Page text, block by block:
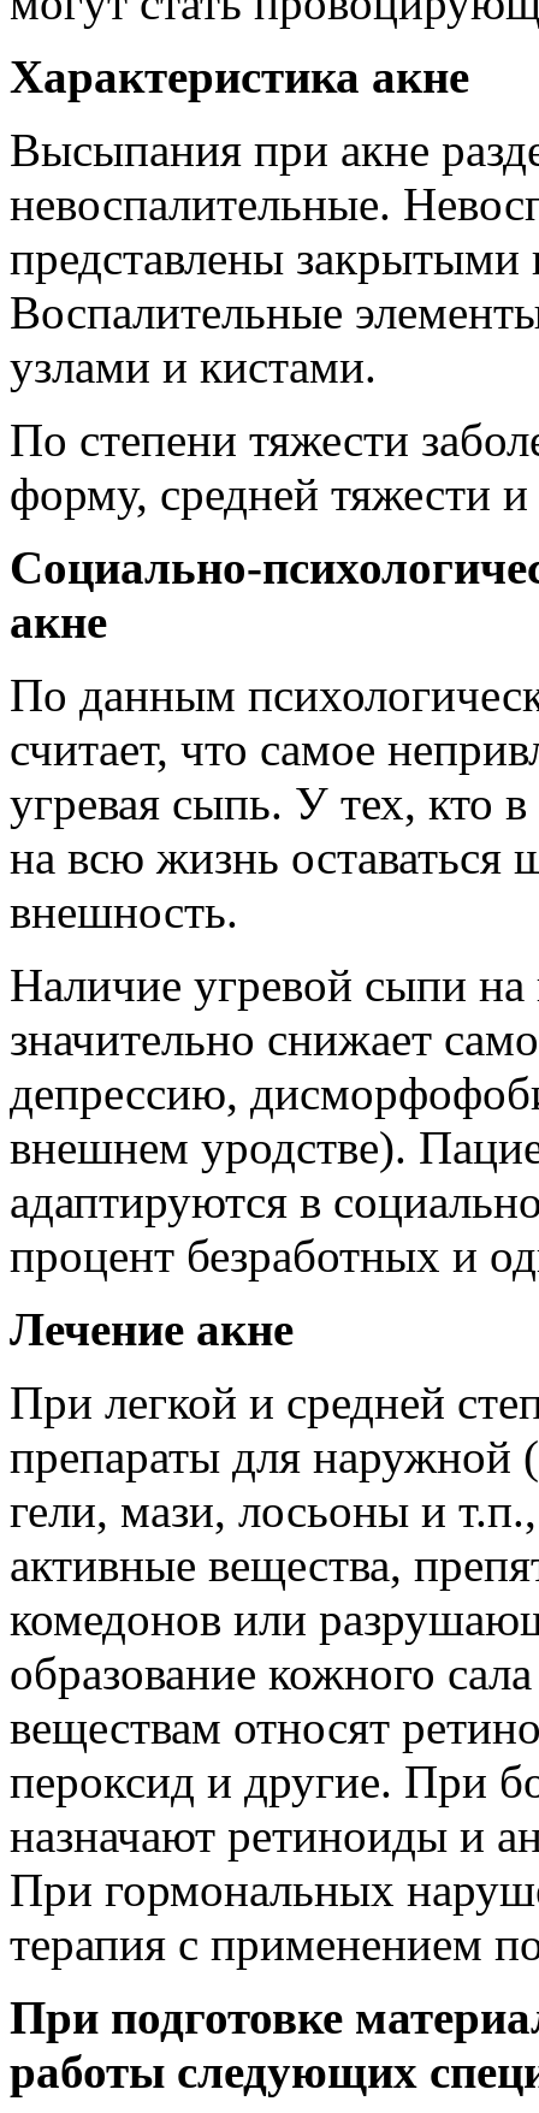
Характеристика акне
Высыпания при акне
невоспалительные.
представлены
Воспалительные
узлами и кистами.
По степени тяжести
форму, средней тяжести
Социально-
акне
По данным
считает, что самое
угревая сыпь. У тех, кто
на всю жизнь оставаться
внешность.
Наличие угревой сыпи
значительно снижает
депрессию,
внешнем уродстве).
адаптируются в
процент безработных и
Лечение акне
При легкой и средней
препараты для наружной
гели, мази, лосьоны и
активные вещества,
комедонов или
образование кожного
веществам относят
пероксид и другие. При
назначают ретиноиды и
При гормональных
терапия с применением
При подготовке
работы следующих